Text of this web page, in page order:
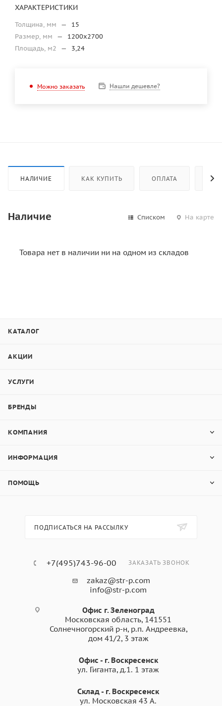
ХАРАКТЕРИСТИКИ
Толщина, мм —
15
Размер, мм
—
1200х2700
Площадь, м2
— 3,24
Можно заказать Нашли дешевле?
НАЛИЧИЕ КАК КУПИТЬ ОПЛАТА
Наличие Списком На карте
Товара нет в наличии ни на одном из складов
КАТАЛОГ
АКЦИИ
УСЛУГИ
БРЕНДЫ
КОМПАНИЯ
ИНФОРМАЦИЯ
ПОМОЩЬ
ПОДПИСАТЬСЯ НА РАССЫЛКУ
+7(495)743-96-00 ЗАКАЗАТЬ ЗВОНОК
zakaz@str-p.com
info@str-p.com
Офис г. Зеленоград
Московская область, 141551
Солнечногорский р-н, р.п. Андреевка,
дом 41/2, 3 этаж
Офис - г. Воскресенск
ул. Гиганта, д.1. 1 этаж
Склад - г. Воскресенск
ул. Московская 43 А.